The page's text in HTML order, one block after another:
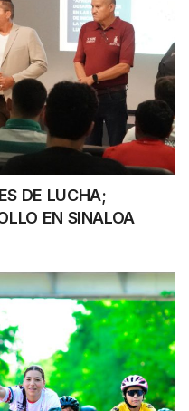
DE LUCHA;
EN SINALOA